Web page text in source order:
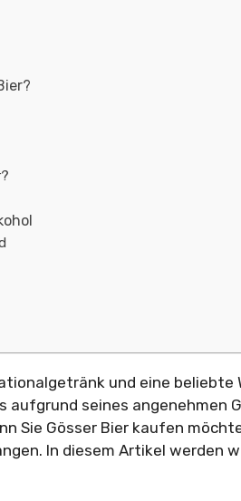
und eine beliebte
aufgrund seines angenehmen
Sie Gösser Bier kaufen
In diesem Artikel werden